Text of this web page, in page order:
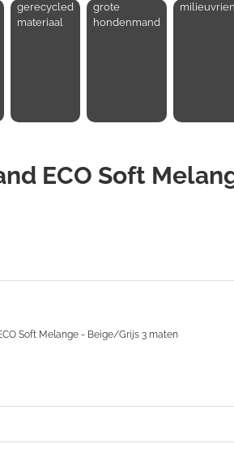
gerecycled
materiaal
grote
hondenmand
ECO Soft
Soft Melange - Beige/Grijs 3 maten